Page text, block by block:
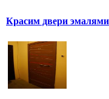
Красим двери эмалями